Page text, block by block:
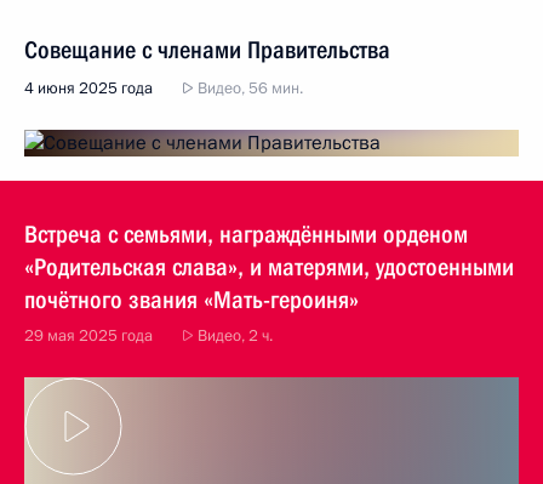
Совещание с членами Правительства
4 июня 2025 года Видео, 56 мин.
Встреча с семьями, награждёнными орденом
«Родительская слава», и матерями, удостоенными
почётного звания «Мать-героиня»
29 мая 2025 года Видео, 2 ч.